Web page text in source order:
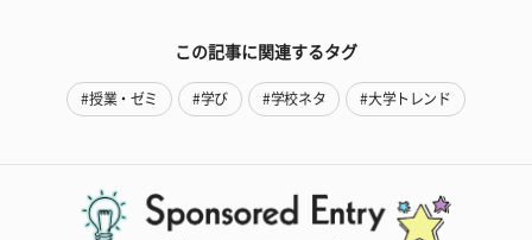
この記事に関連するタグ
#授業・ゼミ #学び #学校ネタ #大学トレンド